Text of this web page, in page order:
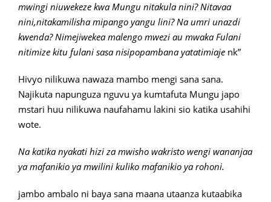
mwingi niuwekeze kwa Mungu nitakula nini? Nitavaa
nini,nitakamilisha mipango yangu lini? Na umri unazdi
kwenda? Nimejiwekea malengo mwezi au mwaka Fulani
nitimize kitu fulani sasa nisipopambana yatatimiaje nk”
Hivyo nilikuwa nawaza mambo mengi sana sana.
Najikuta napunguza nguvu ya kumtafuta Mungu japo
mstari huu nilikuwa naufahamu lakini sio katika usahihi
wote.
Na katika nyakati hizi za mwisho wakristo wengi wananjaa
ya mafanikio ya mwilini kuliko mafanikio ya rohoni.
jambo ambalo ni baya sana maana utaanza kutaabika